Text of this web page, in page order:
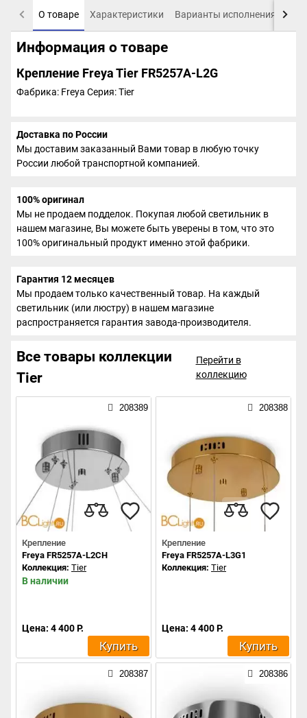
О товаре Характеристики Варианты исполнения
Информация о товаре
Крепление Freya Tier FR5257A-L2G
Фабрика: Freya Серия: Tier
Доставка по России
Мы доставим заказанный Вами товар в любую точку
России любой транспортной компанией.
100% оригинал
Мы не продаем подделок. Покупая любой светильник в
нашем магазине, Вы можете быть уверены в том, что это
100% оригинальный продукт именно этой фабрики.
Гарантия 12 месяцев
Мы продаем только качественный товар. На каждый
светильник (или люстру) в нашем магазине
распространяется гарантия завода-производителя.
Все товары коллекции
Tier
Перейти в
коллекцию
208389
Крепление
Freya FR5257A-L2CH
Коллекция: Tier
В наличии
Цена: 4 400 Р.
Купить
208388
Крепление
Freya FR5257A-L3G1
Коллекция: Tier
Цена: 4 400 Р.
Купить
208387 208386